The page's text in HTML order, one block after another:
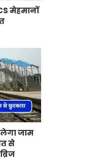
मेहमानों
जाम
से